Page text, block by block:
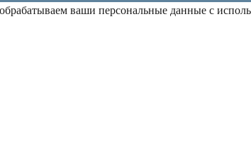
ваши персональные данные с